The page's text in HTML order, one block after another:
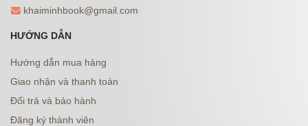
khaiminhbook@gmail.com
HƯỚNG DẪN
Hướng dẫn mua hàng
Giao nhận và thanh toán
Đổi trả và bảo hành
Đăng ký thành viên